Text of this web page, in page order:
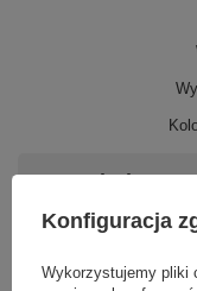
Potrzebujesz
Zadaj pytanie a my
najciekawsze pytania i
Konfiguracja
Wykorzystujemy pliki